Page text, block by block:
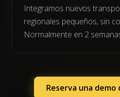
Integramos nuevos
regionales pequeños, sin
Normalmente en 2
Reserva una demo